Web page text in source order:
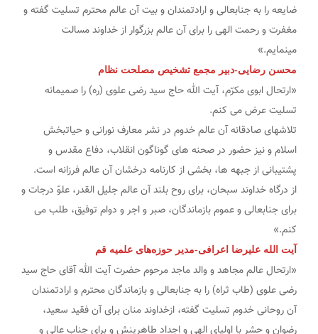
ضایعه را به جنابعالی و ارادتمندان و بیت آن عالم محترم تسلیت گفته و
مغفرت و رحمت الهی را برای آن عالم بزرگوار از خداوند مسالت
مینمایم.»
محسن رضایی-دبیر مجمع تشخیص مصلحت نظام
«ارتحال ابوی مکرّم، آیت الله حاج سید رضی علوی (ره) را صمیمانه
تسلیت عرض می کنم.
تلاشهای صادقانه آن عالم خدوم در نشر معارف نورانی و حیاتبخش
اسلام و نیز حضور در صحنه های گوناگون انقلاب، دفاع مقدس و
پشتیبانی از جبهه ها، بخشی از کارنامه درخشان‌ آن عالم فرزانه است.‌
از درگاه خداوند سبحان، برای روح بلند آن عالم‌ جلیل القدر، علوّ درجات و
برای جنابعالی و عموم بازماندگان، صبر و اجر و دوام توفیق، طلب می
کنم.»
آیت الله علیرضا اعرافی-مدیر حوزه‌های علمیه قم
«ارتحال عالم مجاهد و والد ماجد مرحوم حضرت آیت الله آقای حاج سید
رضی علوی (طاب ثراه) را به جنابعالی و بازماندگان محترم و ارادتمندان
آن روحانی خدوم تسلیت گفته، ازخداوند منان برای آن فقید سعید،
رضوان و حشر با اولیای الهی و اجداد طاهرینش و برای جناب عالی و